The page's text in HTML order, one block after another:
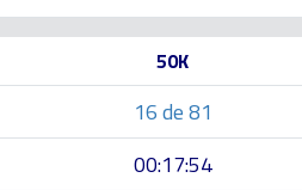
50K
16 de 81
00:17:54